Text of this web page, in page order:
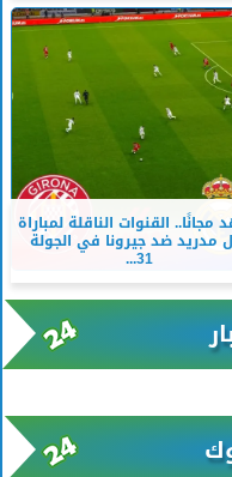
مجانًا.. القنوات الناقلة لمباراة
مدريد ضد جيرونا في الجولة
31...